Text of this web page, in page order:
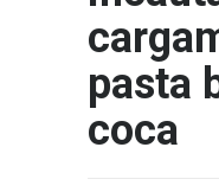
pasta
coca